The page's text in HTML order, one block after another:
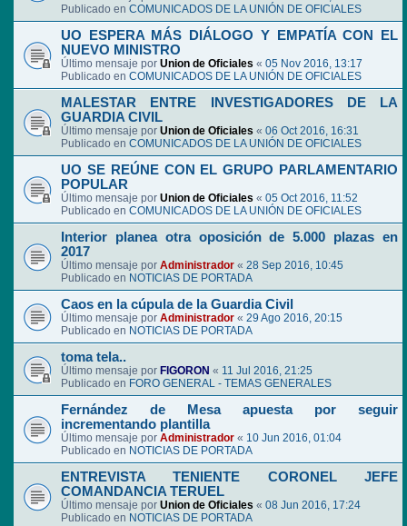
Publicado en COMUNICADOS DE LA UNIÓN DE OFICIALES
UO ESPERA MÁS DIÁLOGO Y EMPATÍA CON EL
NUEVO MINISTRO
Último mensaje por Union de Oficiales « 05 Nov 2016, 13:17
Publicado en COMUNICADOS DE LA UNIÓN DE OFICIALES
MALESTAR ENTRE INVESTIGADORES DE LA
GUARDIA CIVIL
Último mensaje por Union de Oficiales « 06 Oct 2016, 16:31
Publicado en COMUNICADOS DE LA UNIÓN DE OFICIALES
UO SE REÚNE CON EL GRUPO PARLAMENTARIO
POPULAR
Último mensaje por Union de Oficiales « 05 Oct 2016, 11:52
Publicado en COMUNICADOS DE LA UNIÓN DE OFICIALES
Interior planea otra oposición de 5.000 plazas en
2017
Último mensaje por Administrador « 28 Sep 2016, 10:45
Publicado en NOTICIAS DE PORTADA
Caos en la cúpula de la Guardia Civil
Último mensaje por Administrador « 29 Ago 2016, 20:15
Publicado en NOTICIAS DE PORTADA
toma tela..
Último mensaje por FIGORON « 11 Jul 2016, 21:25
Publicado en FORO GENERAL - TEMAS GENERALES
Fernández de Mesa apuesta por seguir
incrementando plantilla
Último mensaje por Administrador « 10 Jun 2016, 01:04
Publicado en NOTICIAS DE PORTADA
ENTREVISTA TENIENTE CORONEL JEFE
COMANDANCIA TERUEL
Último mensaje por Union de Oficiales « 08 Jun 2016, 17:24
Publicado en NOTICIAS DE PORTADA